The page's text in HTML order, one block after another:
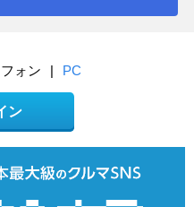
ォン | PC
ン